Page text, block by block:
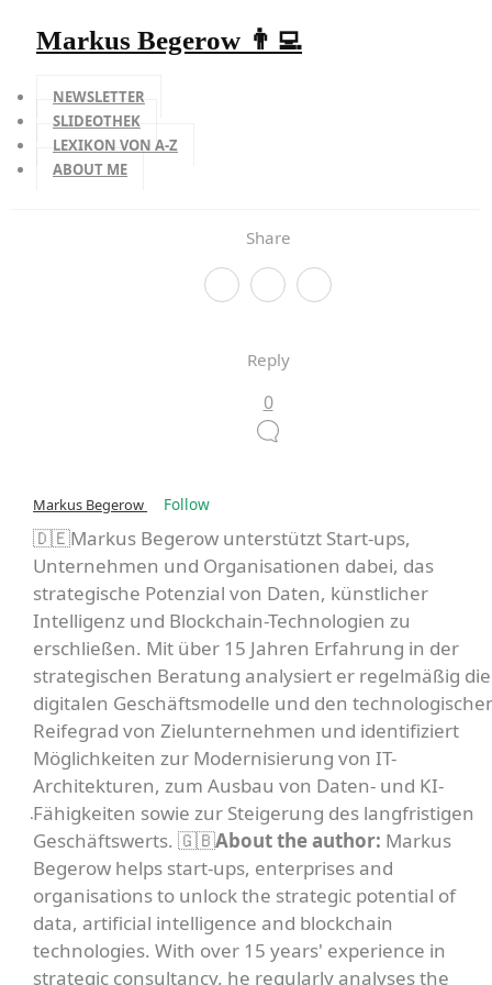
Markus Begerow 👨‍💻
NEWSLETTER
SLIDEOTHEK
LEXIKON VON A-Z
ABOUT ME
Share
Reply
0
Markus Begerow Follow
🇩🇪Markus Begerow unterstützt Start-ups,
Unternehmen und Organisationen dabei, das
strategische Potenzial von Daten, künstlicher
Intelligenz und Blockchain-Technologien zu
erschließen. Mit über 15 Jahren Erfahrung in der
strategischen Beratung analysiert er regelmäßig die
digitalen Geschäftsmodelle und den
Reifegrad von Zielunternehmen und identifiziert
Möglichkeiten zur Modernisierung von IT-
Architekturen, zum Ausbau von Daten- und KI-
Fähigkeiten sowie zur Steigerung des langfristigen
Geschäftswerts. 🇬🇧About the author: Markus
Begerow helps start-ups, enterprises and
organisations to unlock the strategic potential of
data, artificial intelligence and blockchain
technologies. With over 15 years' experience in
strategic consultancy, he regularly analyses the